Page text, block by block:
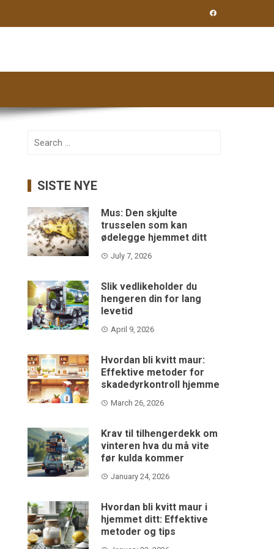
Search
SISTE NYE
Mus: Den skjulte
trusselen som kan
ødelegge hjemmet ditt
July 7, 2026
Slik vedlikeholder du
hengeren din for lang
levetid
April 9, 2026
Hvordan bli kvitt maur:
Effektive metoder for
skadedyrkontroll hjemme
March 26, 2026
Krav til tilhengerdekk om
vinteren hva du må vite
før kulda kommer
January 24, 2026
Hvordan bli kvitt maur i
hjemmet ditt: Effektive
metoder og tips